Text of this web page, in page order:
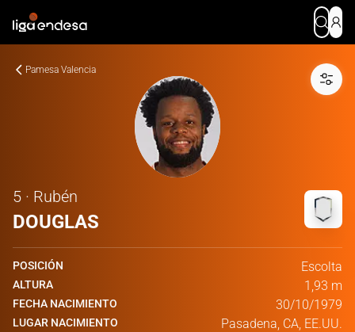
Pamesa Valencia
5 · Rubén
DOUGLAS
POSICIÓN Escolta
ALTURA 1,93 m
FECHA NACIMIENTO 30/10/1979
LUGAR NACIMIENTO Pasadena, CA, EE.UU.